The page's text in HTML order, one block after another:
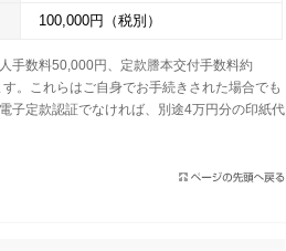
100,000円（税別）
手数料50,000円、定款謄本交付手数料約
。これらはご自身でお手続きされた場合でも
子定款認証でなければ、別途4万円分の印紙代